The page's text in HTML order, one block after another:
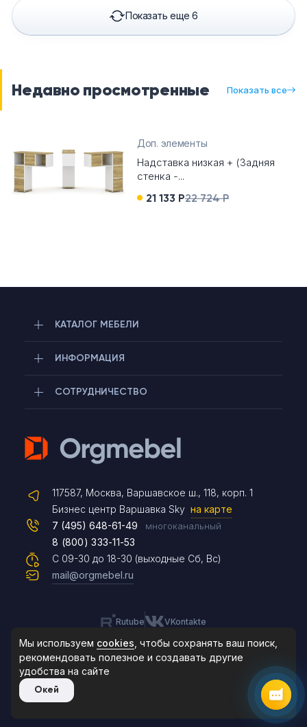
Показать еще 6
Недавно просмотренные Показать все
Доп. элементы
Надставка низкая + (Задняя
стенка -...
21 133 Р22 724 Р
КАТАЛОГ МЕБЕЛИ
ИНФОРМАЦИЯ
СОТРУДНИЧЕСТВО
117587, Москва, Варшавское ш., 118, корп. 1
Бизнес центр Варшавка Sky на карте
С 09-30 до 18-30 (выходные Сб, Вс)
7 (495) 648-61-49 многоканальный
8 (800) 333-11-53
mail@orgmebel.ru
Rutube VKontakte
Продажа офисной мебели.
Все права защищены.
Telegram
Max
Чат на сайте
8 (495) 183-47-87
По будням с 09:30 до 18:30
Мы используем cookies , чтобы сохранять ваш поиск,
рекомендовать полезное и создавать другие
удобства на сайте
Окей